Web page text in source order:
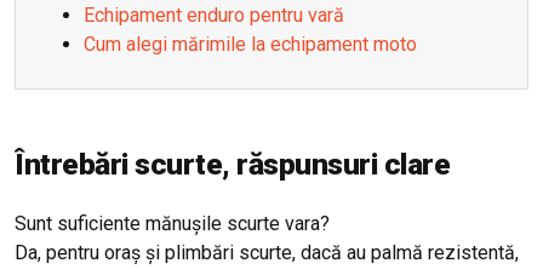
Echipament enduro pentru vară
Cum alegi mărimile la echipament moto
Întrebări scurte, răspunsuri clare
Sunt suficiente mănușile scurte vara?
Da, pentru oraș și plimbări scurte, dacă au palmă rezistentă,